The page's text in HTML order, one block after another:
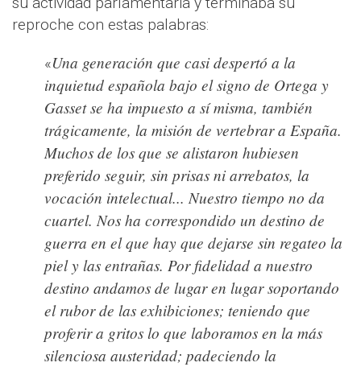
reproche con estas palabras:
«​Una generación que casi despertó a la
inquietud española bajo el signo de Ortega y
Gasset se ha impuesto a sí misma, también
trágicamente, la misión de vertebrar a España.
Muchos de los que se alistaron hubiesen
preferido seguir, sin prisas ni arrebatos, la
vocación intelectual... Nuestro tiempo no da
cuartel. Nos ha correspondido un destino de
guerra en el que hay que dejarse sin regateo la
piel y las entrañas. Por fidelidad a nuestro
destino andamos de lugar en lugar soportando
el rubor de las exhibiciones; teniendo que
proferir a gritos lo que laboramos en la más
silenciosa austeridad; padeciendo la